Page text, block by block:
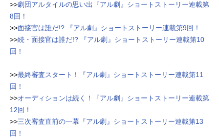
>>劇団アルタイルの思い出『アル劇』ショートストーリー連載第
8回！
>>面接官は誰だ!? 『アル劇』ショートストーリー連載第9回！
>>続・面接官は誰だ!? 『アル劇』ショートストーリー連載第10
回！
>>最終審査スタート！『アル劇』ショートストーリー連載第11
回！
>>オーディションは続く！『アル劇』ショートストーリー連載第
12回！
>>三次審査直前の一幕『アル劇』ショートストーリー連載第13
回！